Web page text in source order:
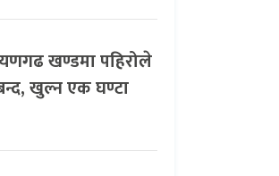
खण्डमा पहिरोले
खुल्न एक घण्टा